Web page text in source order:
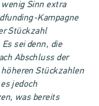
Sinn extra
Kampagne
Stückzahl
sei denn, die
Abschluss der
Stückzahlen
jedoch
was bereits